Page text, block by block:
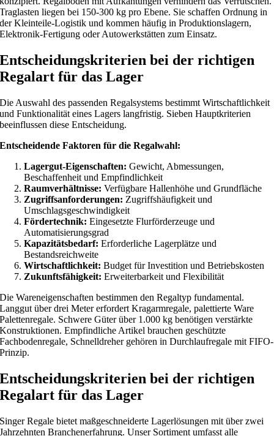
Traglasten liegen bei 150-300 kg pro Ebene. Sie schaffen Ordnung in
der Kleinteile-Logistik und kommen häufig in Produktionslagern,
Elektronik-Fertigung oder Autowerkstätten zum Einsatz.
Entscheidungskriterien bei der richtigen
Regalart für das Lager
Die Auswahl des passenden Regalsystems bestimmt Wirtschaftlichkeit
und Funktionalität eines Lagers langfristig. Sieben Hauptkriterien
beeinflussen diese Entscheidung.
Entscheidende Faktoren für die Regalwahl:
Lagergut-Eigenschaften: Gewicht, Abmessungen,
Beschaffenheit und Empfindlichkeit
Raumverhältnisse: Verfügbare Hallenhöhe und Grundfläche
Zugriffsanforderungen: Zugriffshäufigkeit und
Umschlagsgeschwindigkeit
Fördertechnik: Eingesetzte Flurförderzeuge und
Automatisierungsgrad
Kapazitätsbedarf: Erforderliche Lagerplätze und
Bestandsreichweite
Wirtschaftlichkeit: Budget für Investition und Betriebskosten
Zukunftsfähigkeit: Erweiterbarkeit und Flexibilität
Die Wareneigenschaften bestimmen den Regaltyp fundamental.
Langgut über drei Meter erfordert Kragarmregale, palettierte Ware
Palettenregale. Schwere Güter über 1.000 kg benötigen verstärkte
Konstruktionen. Empfindliche Artikel brauchen geschützte
Fachbodenregale, Schnelldreher gehören in Durchlaufregale mit FIFO-
Prinzip.
Entscheidungskriterien bei der richtigen
Regalart für das Lager
Singer Regale bietet maßgeschneiderte Lagerlösungen mit über zwei
Jahrzehnten Branchenerfahrung. Unser Sortiment umfasst alle